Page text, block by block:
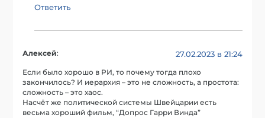
Ответить
Алексей: 27.02.2023 в 21:24
Если было хорошо в РИ, то почему тогда плохо
закончилось? И иерархия – это не сложность, а простота:
сложность – это хаос.
Насчёт же политической системы Швейцарии есть
весьма хороший фильм, “Допрос Гарри Винда”